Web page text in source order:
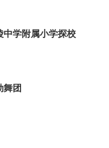
中学附属小学探校
舞团